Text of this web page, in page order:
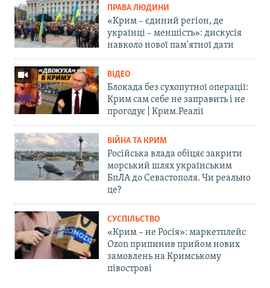
ПРАВА ЛЮДИНИ
«Крим – єдиний регіон, де
українці – меншість»: дискусія
навколо нової пам'ятної дати
ВІДЕО
Блокада без сухопутної операції:
Крим сам себе не заправить і не
прогодує | Крим.Реалії
ВІЙНА ТА КРИМ
Російська влада обіцяє закрити
морський шлях українським
БпЛА до Севастополя. Чи реально
це?
СУСПІЛЬСТВО
«Крим – не Росія»: маркетплейс
Ozon припинив прийом нових
замовлень на Кримському
півострові